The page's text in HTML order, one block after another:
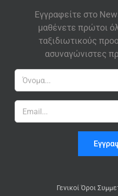
Εγγραφείτε στο
μαθένετε πρώτοι
ταξιδιωτικούς
ασυναγώνιστες
Γενικοί Όροι